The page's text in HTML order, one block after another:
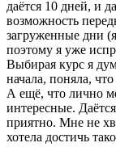
даётся 10 дней, и
возможность
загруженные дни
поэтому я уже
Выбирая курс я
начала, поняла,
А ещё, что лично
интересные.
приятно. Мне не
хотела достичь